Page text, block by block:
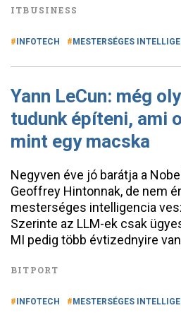
ITBUSINESS
INFOTECH MESTERSÉGES
Yann LeCun: még
tudunk építeni, ami
mint egy macska
Negyven éve jó barátja a
Geoffrey Hintonnak, de nem
mesterséges intelligencia
Szerinte az LLM-ek csak
MI pedig több évtizednyire
BITPORT
INFOTECH MESTERSÉGES